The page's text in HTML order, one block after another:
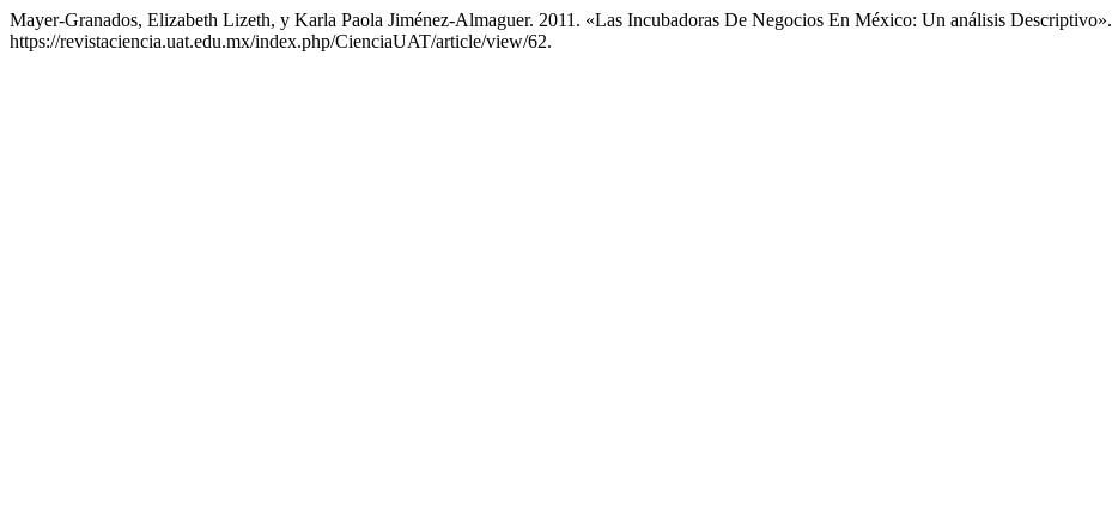
Mayer-Granados, Elizabeth Lizeth, y Karla Paola Jiménez-Almaguer. 2011. «Las Incubadoras De Negocios En México: Un análisis Descriptivo».
https://revistaciencia.uat.edu.mx/index.php/CienciaUAT/article/view/62.